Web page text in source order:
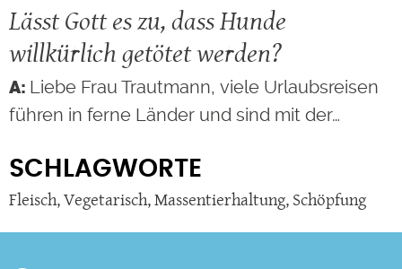
Lässt Gott es zu, dass Hunde
willkürlich getötet werden?
Liebe Frau Trautmann, viele Urlaubsreisen
führen in ferne Länder und sind mit der…
SCHLAGWORTE
Fleisch,Vegetarisch,Massentierhaltung,Schöpfung